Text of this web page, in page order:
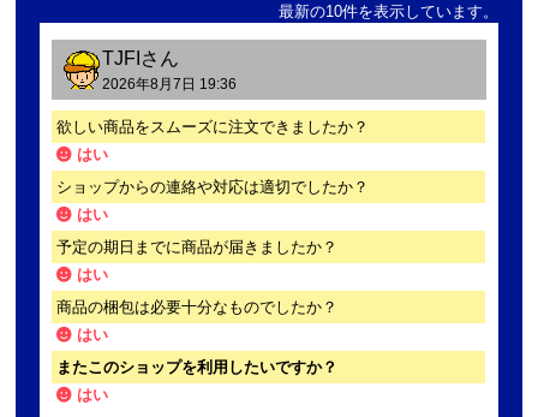
最新の10件を表示しています。
TJFI さん
2026年8月7日 19:36
欲しい商品をスムーズに注文できましたか？
はい
ショップからの連絡や対応は適切でしたか？
はい
予定の期日までに商品が届きましたか？
はい
商品の梱包は必要十分なものでしたか？
はい
またこのショップを利用したいですか？
はい